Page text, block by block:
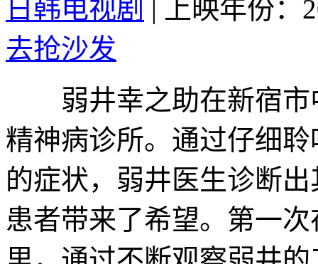
日韩电视剧 |
上映年份：
去抢沙发
弱井幸之助在新宿市
精神病诊所。通过仔细
的症状，弱井医生诊断
患者带来了希望。第一